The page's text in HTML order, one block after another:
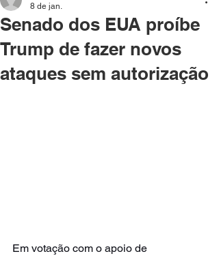
Senado dos EUA proíbe
Trump de fazer novos
ataques sem autorização
8 de jan.
Em votação com o apoio de